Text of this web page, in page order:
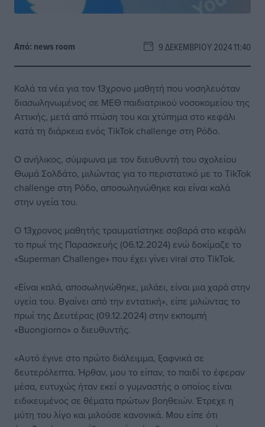
Από: news room 9 ΔΕΚΕΜΒΡΊΟΥ 2024 11:40
Καλά τα νέα για τον 13χρονο μαθητή που νοσηλευόταν
διασωληνωμένος σε ΜΕΘ παιδιατρικού νοσοκομείου της
Αττικής, μετά από πτώση του και χτύπημα στο κεφάλι
κατά τη διάρκεια ενός TikTok challenge στη Ρόδο.
Ο ανήλικος, σύμφωνα με τον διευθυντή του σχολείου
Θωμά Σολδάτο, μιλώντας για το περιστατικό με το TikTok
challenge στη Ρόδο, αποσωληνώθηκε και είναι καλά
στην υγεία του.
Ο 13χρονος μαθητής τραυματίστηκε σοβαρά στο κεφάλι
το πρωί της Παρασκευής (06.12.2024) ενώ δοκίμαζε το
«Superman Challenge» που έχει γίνει viral στο TikTok.
«Είναι καλά, αποσωληνώθηκε, μιλάει, είναι μια χαρά στην
υγεία του. Βγαίνει από την εντατική», είπε μιλώντας το
πρωί της Δευτέρας (09.12.2024) στην εκπομπή
«Buongiorno» ο διευθυντής.
«Αυτό έγινε στο πρώτο διάλειμμα, ξαφνικά σε
δευτερόλεπτα. Ήρθαν, μου το είπαν, το παιδί το έφεραν
μέσα, ευτυχώς ήταν εκεί ο γυμναστής ο οποίος είναι
ειδικευμένος σε θέματα πρώτων βοηθειών. Έτρεχε η
μύτη του λίγο και μιλούσε κανονικά. Μου είπε ότι